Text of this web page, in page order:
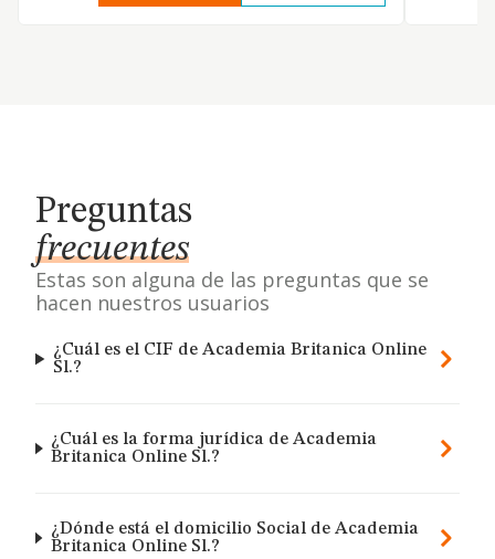
Preguntas
frecuentes
Estas son alguna de las preguntas que se
hacen nuestros usuarios
¿Cuál es el CIF de Academia Britanica Online
Sl.?
¿Cuál es la forma jurídica de Academia
Britanica Online Sl.?
¿Dónde está el domicilio Social de Academia
Britanica Online Sl.?